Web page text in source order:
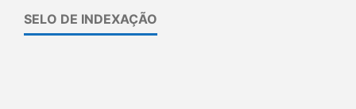
SELO DE INDEXAÇÃO